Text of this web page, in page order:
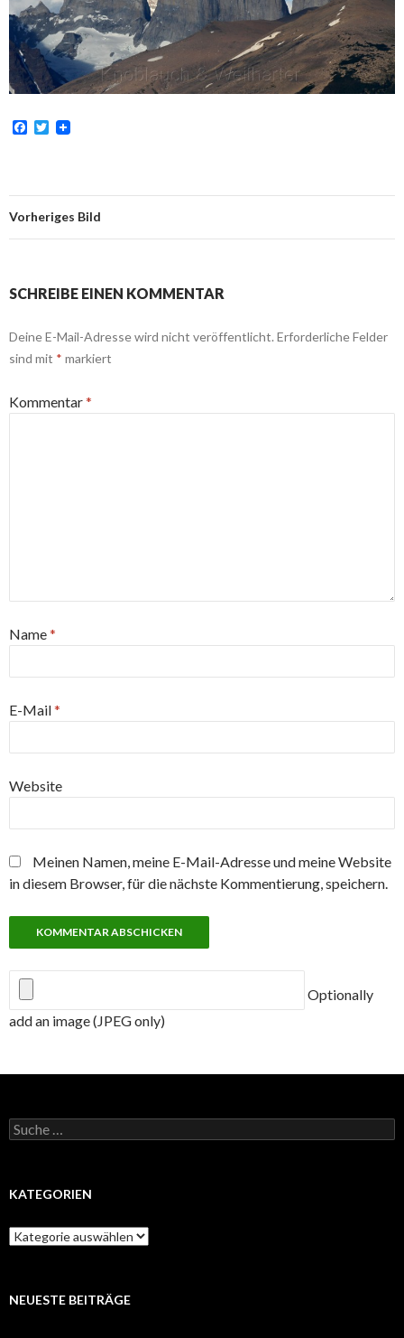
F
o
o
T
e
r
Vorheriges Bild
SCHREIBE EINEN KOMMENTAR
Deine E-Mail-Adresse wird nicht veröffentlicht. Erforderliche Felder
sind mit * markiert
Kommentar*
Name*
E-Mail*
Website
Meinen Namen, meine E-Mail-Adresse und meine Website
in diesem Browser, für die nächste Kommentierung, speichern.
Optionally
add an image (JPEG only)
Suche
nach:
KATEGORIEN
Kategorien
NEUESTE BEITRÄGE